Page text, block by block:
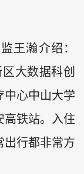
王瀚介绍：
大数据科创
中心中山大学
高铁站。入住
出行都非常方